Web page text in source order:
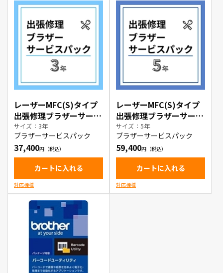
レーザーMFC(S)タイプ
出張修理ブラザーサービ
スパック3年
サイズ：3年
ブラザーサービスパック
37,400
カートに入れる
対応機種
レーザーMFC(S)タイプ
出張修理ブラザーサービ
スパック5年
サイズ：5年
ブラザーサービスパック
59,400
カートに入れる
対応機種